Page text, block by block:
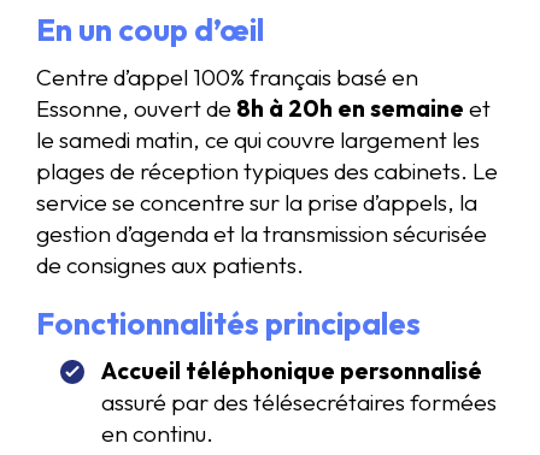
En un coup d’œil
Centre d’appel 100% français basé en
Essonne, ouvert de 8h à 20h en semaine et
le samedi matin, ce qui couvre largement les
plages de réception typiques des cabinets. Le
service se concentre sur la prise d’appels, la
gestion d’agenda et la transmission sécurisée
de consignes aux patients.
Fonctionnalités principales
Accueil téléphonique personnalisé
assuré par des télésecrétaires formées
en continu.